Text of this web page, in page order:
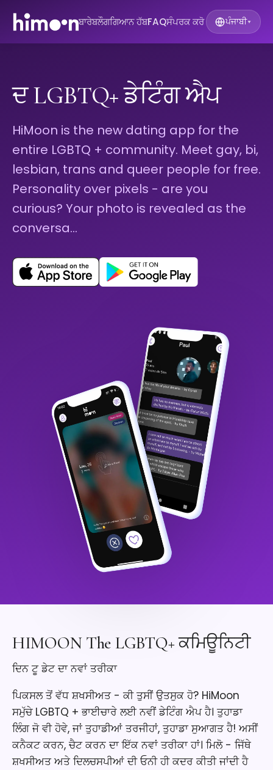
ਬਾਰੇਬਲੌਗਗਿਆਨ ਹੱਬFAQਸੰਪਰਕ ਕਰੋ ਪੰਜਾਬੀ▾
ਦ LGBTQ+ ਡੇਟਿੰਗ ਐਪ
HiMoon is the new dating app for the
entire LGBTQ + community. Meet gay, bi,
lesbian, trans and queer people for free.
Personality over pixels - are you
curious? Your photo is revealed as the
conversa…
HIMOON The LGBTQ+ ਕਮਿਊਨਿਟੀ
ਦਿਨ ਟੂ ਡੇਟ ਦਾ ਨਵਾਂ ਤਰੀਕਾ
ਪਿਕਸਲ ਤੋਂ ਵੱਧ ਸ਼ਖਸੀਅਤ - ਕੀ ਤੁਸੀਂ ਉਤਸੁਕ ਹੋ? HiMoon
ਸਮੁੱਚੇ LGBTQ + ਭਾਈਚਾਰੇ ਲਈ ਨਵੀਂ ਡੇਟਿੰਗ ਐਪ ਹੈ। ਤੁਹਾਡਾ
ਲਿੰਗ ਜੋ ਵੀ ਹੋਵੇ, ਜਾਂ ਤੁਹਾਡੀਆਂ ਤਰਜੀਹਾਂ, ਤੁਹਾਡਾ ਸੁਆਗਤ ਹੈ! ਅਸੀਂ
ਕਨੈਕਟ ਕਰਨ, ਚੈਟ ਕਰਨ ਦਾ ਇੱਕ ਨਵਾਂ ਤਰੀਕਾ ਹਾਂ। ਮਿਲੋ - ਜਿੱਥੇ
ਸ਼ਖਸੀਅਤ ਅਤੇ ਦਿਲਚਸਪੀਆਂ ਦੀ ਓਨੀ ਹੀ ਕਦਰ ਕੀਤੀ ਜਾਂਦੀ ਹੈ